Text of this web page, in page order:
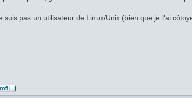
suis pas un utilisateur de Linux/Unix (bien que je l'ai